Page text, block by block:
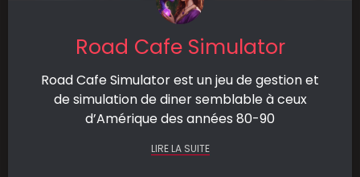
Road Cafe Simulator
Road Cafe Simulator est un jeu de gestion et
de simulation de diner semblable à ceux
d’Amérique des années 80-90
LIRE LA SUITE